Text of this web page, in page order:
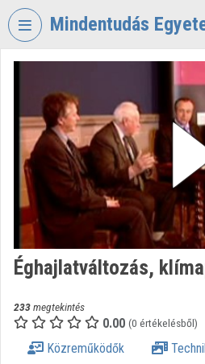
Fejléc kihagyása
Mindentudás
MINDENTUDÁS
EGYETEME
Intézményi kezdőlap
Bejelentkezés
Intézményi felfedezés
Kategóriák
Intézményi listák
Intézmények
Éghajlatváltozás,
233megtekintés
0.00 (0 értékelésből)
Közreműködők